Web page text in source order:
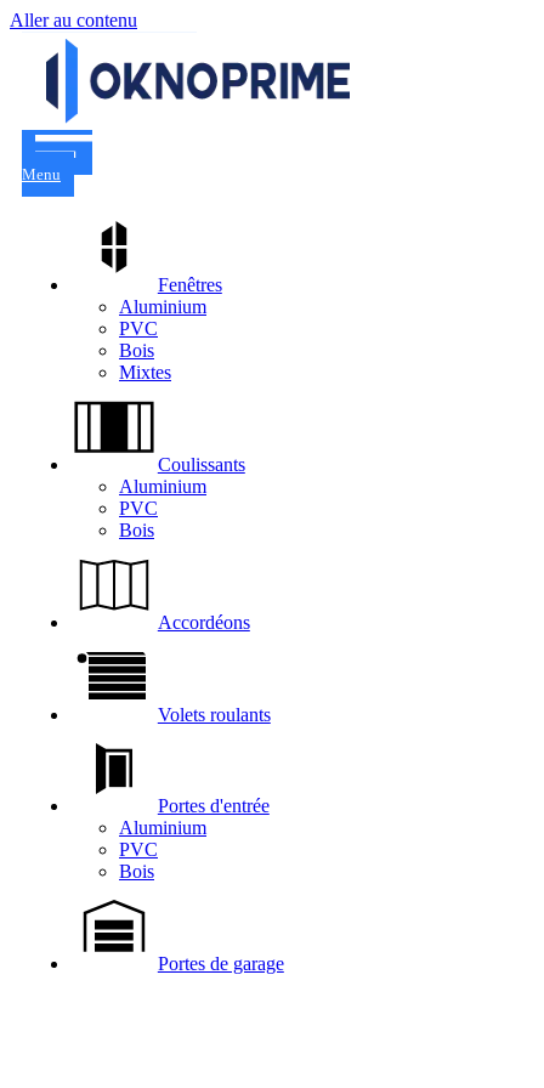
Aller au contenu
Menu
Fenêtres
Aluminium
PVC
Bois
Mixtes
Coulissants
Aluminium
PVC
Bois
Accordéons
Volets roulants
Portes d'entrée
Aluminium
PVC
Bois
Portes de garage